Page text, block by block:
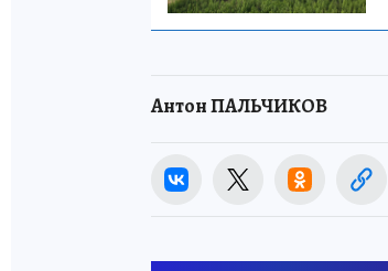
Антон ПАЛЬЧИКОВ